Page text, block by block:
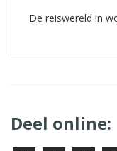
De reiswereld in
Deel online: